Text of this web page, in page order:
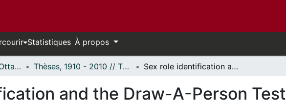
Statistiques À propos
Thèses uOttawa // uOttawa Theses Thèses, 1910 - 2010 // Theses, 1910 - 2010 Sex role identification and the Draw-A-Person Test
and the Draw-A-Person Test